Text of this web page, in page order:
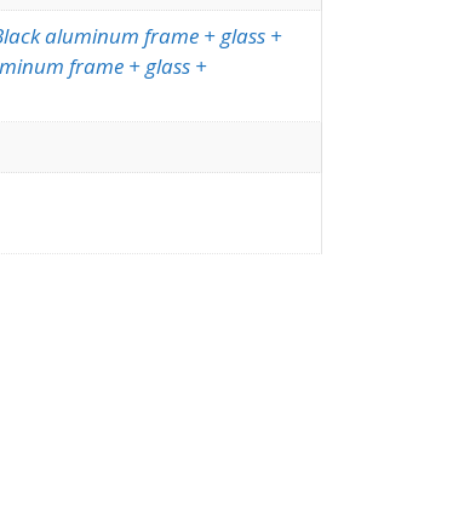
aluminum frame + glass +
frame + glass +